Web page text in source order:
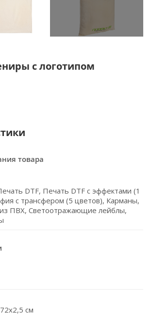
с логотипом
товара
DTF, Печать DTF с эффектами (1
с трансфером (5 цветов), Карманы,
ПВХ, Светоотражающие лейблы,
см